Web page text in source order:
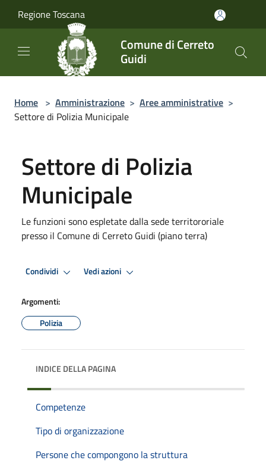
Regione Toscana
Comune di Cerreto
Guidi
Home > Amministrazione > Aree amministrative >
Settore di Polizia Municipale
Settore di Polizia
Municipale
Le funzioni sono espletate dalla sede territororiale
presso il Comune di Cerreto Guidi (piano terra)
Condividi Vedi azioni
Argomenti:
Polizia
INDICE DELLA PAGINA
Competenze
Tipo di organizzazione
Persone che compongono la struttura